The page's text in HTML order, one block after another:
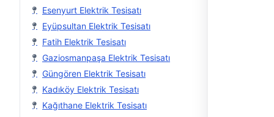
Esenyurt Elektrik Tesisatı
Eyüpsultan Elektrik Tesisatı
Fatih Elektrik Tesisatı
Gaziosmanpaşa Elektrik Tesisatı
Güngören Elektrik Tesisatı
Kadıköy Elektrik Tesisatı
Kağıthane Elektrik Tesisatı